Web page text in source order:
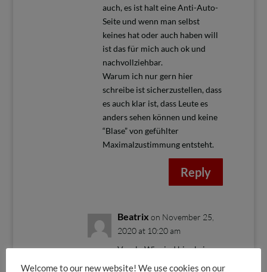
auch, es ist halt eine Anti-Auto-
Seite und wenn man selbst
keines hat oder auch haben will
ist das für mich auch ok und
nachvollziehbar.
Warum ich nur gern hier
schreibe ist sicherzustellen, dass
es auch klar ist, dass Leute es
anders sehen können und keine
“Blase” von gefühlter
Maximalzustimmung entsteht.
Reply
Beatrix on November 25,
2020 at 10:20 am
Vorab: Wir sind hier keine
Anti-Auto-Seite sondern
Welcome to our new website! We use cookies on our